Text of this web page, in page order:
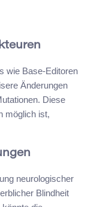
wie Base-Editoren
Änderungen
Diese
möglich ist,
neurologischer
Blindheit